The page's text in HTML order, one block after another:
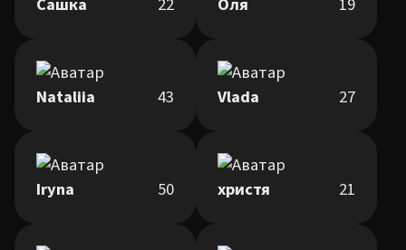
Nataliia 43 Vlada 27
Iryna 50 христя 21